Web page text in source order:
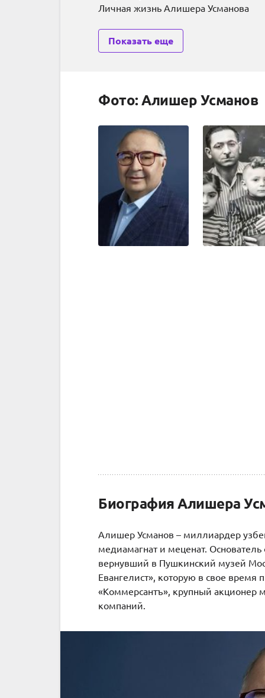
Личная жизнь Алишера Усманова
Показать еще
Фото: Алишер Усманов
Биография Алишера
Алишер Усманов – миллиардер
медиамагнат и меценат. Основатель
вернувший в Пушкинский музей
Евангелист», которую в свое
«Коммерсантъ», крупный акционер
компаний.